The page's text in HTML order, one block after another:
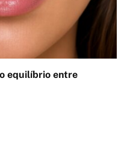
equilíbrio entre